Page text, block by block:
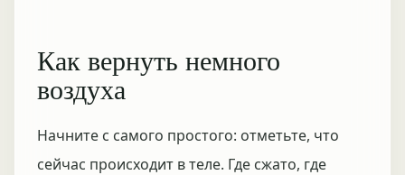
Как вернуть немного
воздуха
Начните с самого простого: отметьте, что
сейчас происходит в теле. Где сжато, где